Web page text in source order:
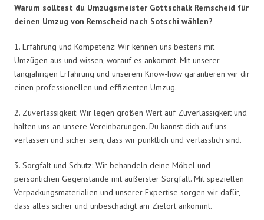
Warum solltest du Umzugsmeister Gottschalk Remscheid für
deinen Umzug von Remscheid nach Sotschi wählen?
1. Erfahrung und Kompetenz: Wir kennen uns bestens mit
Umzügen aus und wissen, worauf es ankommt. Mit unserer
langjährigen Erfahrung und unserem Know-how garantieren wir dir
einen professionellen und effizienten Umzug.
2. Zuverlässigkeit: Wir legen großen Wert auf Zuverlässigkeit und
halten uns an unsere Vereinbarungen. Du kannst dich auf uns
verlassen und sicher sein, dass wir pünktlich und verlässlich sind.
3. Sorgfalt und Schutz: Wir behandeln deine Möbel und
persönlichen Gegenstände mit äußerster Sorgfalt. Mit speziellen
Verpackungsmaterialien und unserer Expertise sorgen wir dafür,
dass alles sicher und unbeschädigt am Zielort ankommt.